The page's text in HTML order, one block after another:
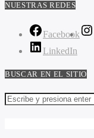
NUESTRAS REDES
Facebook
LinkedIn
BUSCAR EN EL SITIO